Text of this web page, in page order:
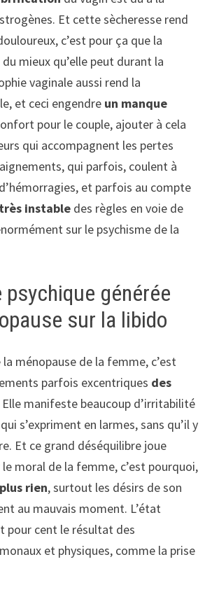
Et cette sècheresse rend
c’est pour ça que la
mieux qu’elle peut durant la
vaginale aussi rend la
et ceci engendre un manque
pour le couple, ajouter à cela
qui accompagnent les pertes
qui parfois, coulent à
et parfois au compte
instabledes règles en voie de
sur le psychisme de la
psychique générée
sur la libido
ménopause de la femme, c’est
parfois excentriques des
Elle manifeste beaucoup d’irritabilité
s’expriment en larmes, sans qu’il y
Et ce grand déséquilibre joue
moral de la femme, c’est pourquoi,
rien, surtout les désirs de son
au mauvais moment. L’état
pour cent le résultat des
et physiques, comme la prise